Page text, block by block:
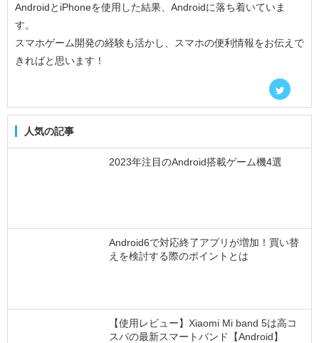
AndroidとiPhoneを使用した結果、Androidに落ち着いていま
す。
スマホゲーム開発の経験も活かし、スマホの便利情報をお伝えで
きればと思います！
人気の記事
2023年注目のAndroid搭載ゲーム機4選
Android6で対応終了アプリが増加！買い替
えを検討する際のポイントとは
【使用レビュー】Xiaomi Mi band 5は高コ
スパの最新スマートバンド【Android】